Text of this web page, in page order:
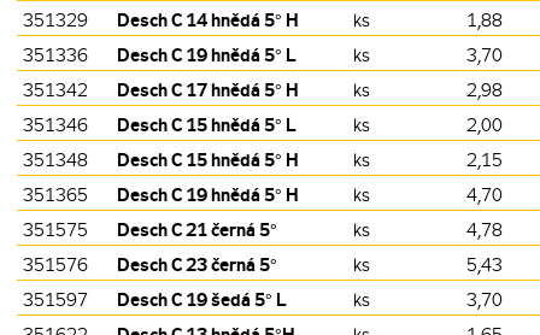
351329
Desch C 14 hnědá 5° H ks
1,88
351336
Desch C 19 hnědá 5° L ks
3,70
351342
Desch C 17 hnědá 5° H ks
2,98
351346
Desch C 15 hnědá 5° L ks
2,00
351348
Desch C 15 hnědá 5° H ks
2,15
351365
Desch C 19 hnědá 5° H ks
4,70
351575
Desch C 21 černá 5° ks
4,78
351576
Desch C 23 černá 5° ks
5,43
351597
Desch C 19 šedá 5° L ks
3,70